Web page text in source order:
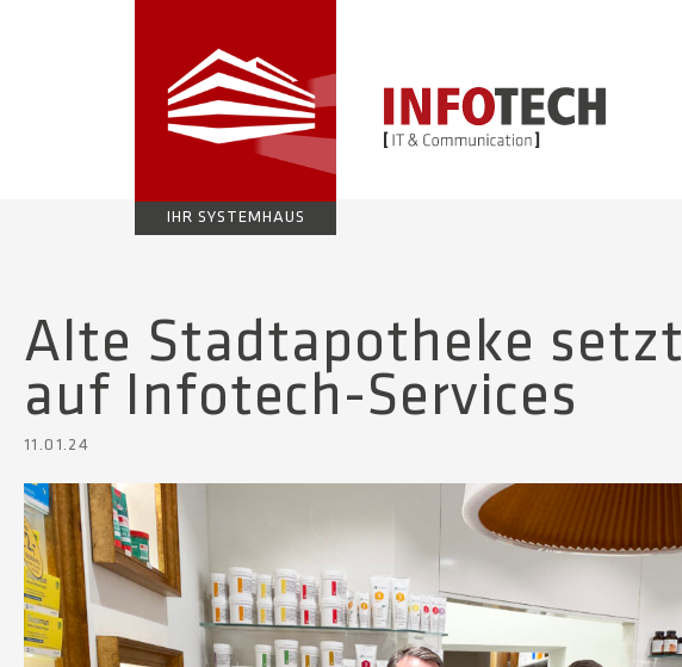
IHR SYSTEMHAUS
Alte Stadtapotheke setzt
auf Infotech-Services
11.01.24